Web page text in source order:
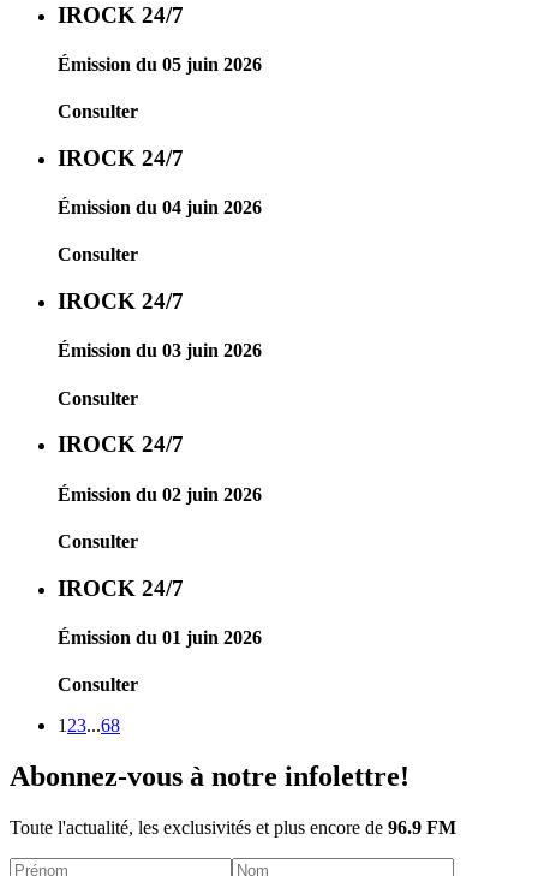
IROCK 24/7
Émission du 05 juin 2026
Consulter
IROCK 24/7
Émission du 04 juin 2026
Consulter
IROCK 24/7
Émission du 03 juin 2026
Consulter
IROCK 24/7
Émission du 02 juin 2026
Consulter
IROCK 24/7
Émission du 01 juin 2026
Consulter
1 23...68
Abonnez-vous à notre infolettre!
Toute l'actualité, les exclusivités et plus encore de 96.9 FM